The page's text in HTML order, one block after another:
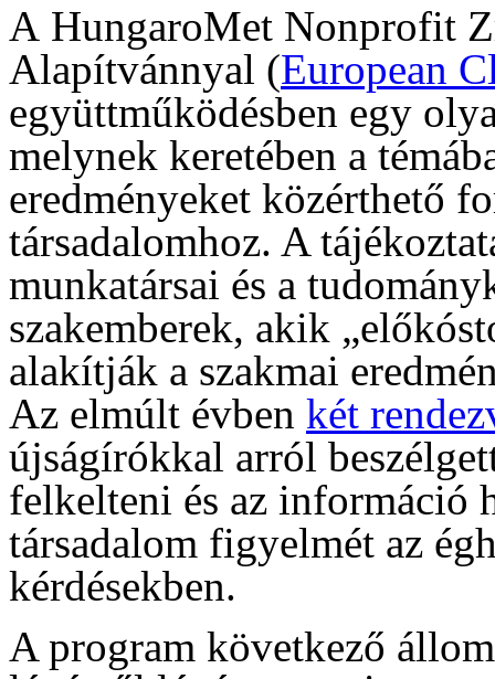
A HungaroMet Nonprofit
Alapítvánnyal (European
együttműködésben egy
melynek keretében a
eredményeket közérthető
társadalomhoz. A
munkatársai és a
szakemberek, akik
alakítják a szakmai
Az elmúlt évben két
újságírókkal arról
felkelteni és az információ
társadalom figyelmét az
kérdésekben.
A program következő